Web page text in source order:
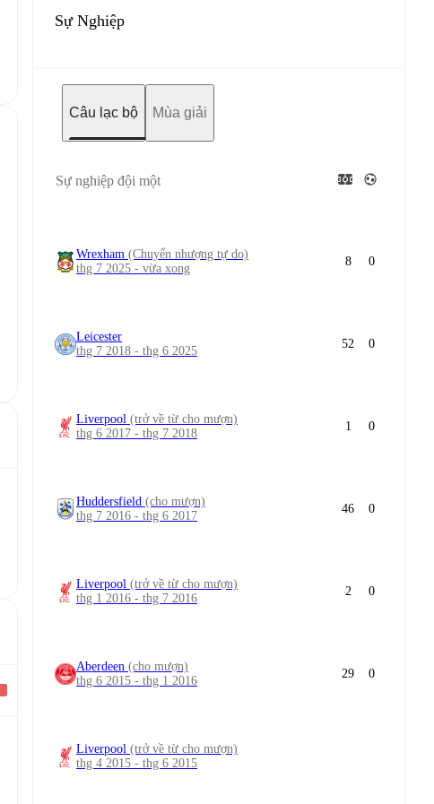
Sự Nghiệp
Câu lạc bộ Mùa giải
Sự nghiệp đội một
Wrexham (Chuyển nhượng tự do)
thg 7 2025 - vừa xong
8 0
Leicester
thg 7 2018 - thg 6 2025
52 0
Liverpool (trở về từ cho mượn)
thg 6 2017 - thg 7 2018
1 0
Huddersfield (cho mượn)
thg 7 2016 - thg 6 2017
46 0
Liverpool (trở về từ cho mượn)
thg 1 2016 - thg 7 2016
2 0
Aberdeen (cho mượn)
thg 6 2015 - thg 1 2016
29 0
Liverpool (trở về từ cho mượn)
thg 4 2015 - thg 6 2015